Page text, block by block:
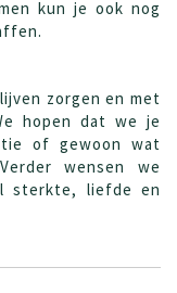
kun je ook nog
zorgen en met
hopen dat we je
of gewoon wat
wensen we
sterkte, liefde en